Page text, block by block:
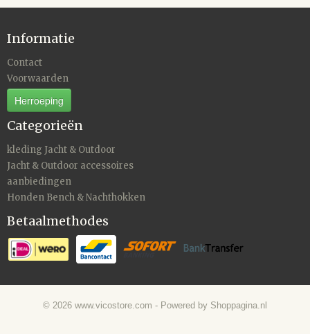
Informatie
Contact
Voorwaarden
Herroeping
Categorieën
kleding Jacht & Outdoor
Jacht & Outdoor accessoires
aanbiedingen
Honden Bench & Nachthokken
Betaalmethodes
© 2026 www.vicostore.com - Powered by Shoppagina.nl